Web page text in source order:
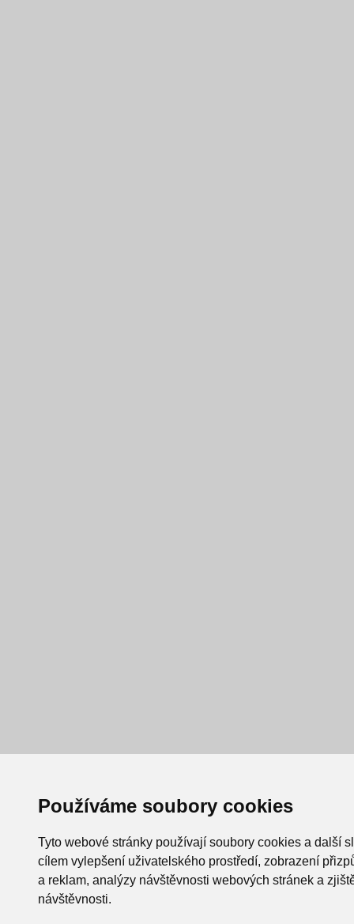
Používáme soubory cookies
Tyto webové stránky používají soubory cookies a další
cílem vylepšení uživatelského prostředí, zobrazení
a reklam, analýzy návštěvnosti webových stránek a
návštěvnosti.